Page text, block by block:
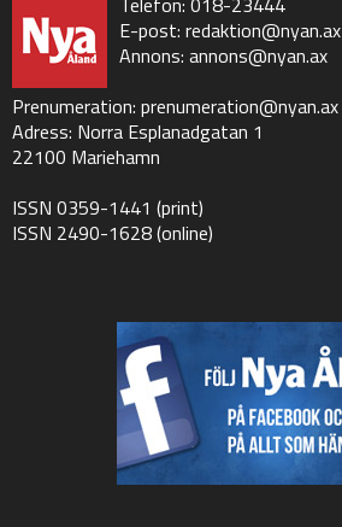
E-post: redaktion@nyan.ax
Annons: annons@nyan.ax
Prenumeration: prenumeration@nyan.ax
Adress: Norra Esplanadgatan 1
22100 Mariehamn
ISSN 0359-1441 (print)
ISSN 2490-1628 (online)